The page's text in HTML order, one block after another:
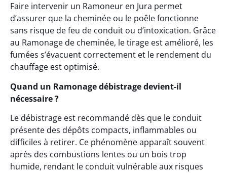
Faire intervenir un Ramoneur en Jura permet
d’assurer que la cheminée ou le poêle fonctionne
sans risque de feu de conduit ou d’intoxication. Grâce
au Ramonage de cheminée, le tirage est amélioré, les
fumées s’évacuent correctement et le rendement du
chauffage est optimisé.
Quand un Ramonage débistrage devient-il
nécessaire ?
Le débistrage est recommandé dès que le conduit
présente des dépôts compacts, inflammables ou
difficiles à retirer. Ce phénomène apparaît souvent
après des combustions lentes ou un bois trop
humide, rendant le conduit vulnérable aux risques